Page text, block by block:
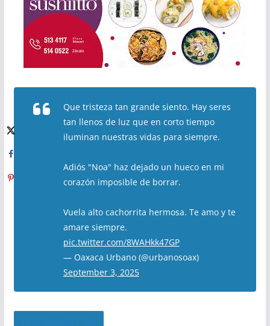
Que tristeza tan grande siento. Hay seres
tan llenos de luz que en corto tiempo
iluminan nuestras vidas para siempre.
Adiós "Noa" haz dejado un hueco en mi
corazón imposible de borrar.
Vuela alto cachorrita hermosa. Te amo y te
amare siempre.
pic.twitter.com/8WAHkk47GP
— Oaxaca Urbano (@urbanosoax)
September 3, 2025